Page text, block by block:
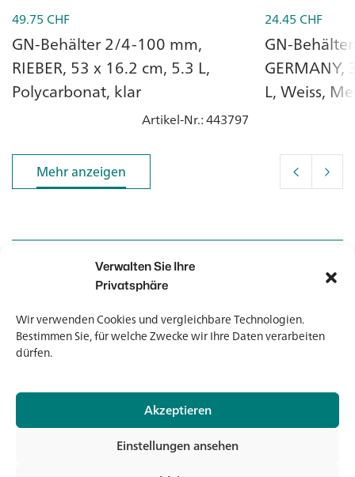
Verwalten Sie Ihre
Privatsphäre
Wir verwenden Cookies und vergleichbare Technologien.
Bestimmen Sie, für welche Zwecke wir Ihre Daten verarbeiten
dürfen.
Akzeptieren
Einstellungen ansehen
49.75 CHF
GN-Behälter 2/4-100 mm,
RIEBER, 53 x 16.2 cm, 5.3 L,
Polycarbonat, klar
Artikel-Nr.: 443797
24.45 CHF
GN-
L, Weiss,
Mehr anzeigen
Mehr anzeigen
Kontakt
Kontakt
Newsletter
Newsletter
© 2026 Banholzer AG
Impressum